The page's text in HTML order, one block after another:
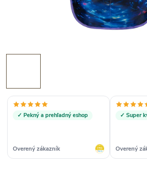
✓ Pekný a prehľadný eshop
Overený zákazník
✓ Super
Overený